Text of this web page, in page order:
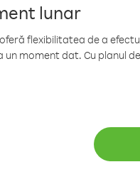
lunar
flexibilitatea de a
un moment dat. Cu planul